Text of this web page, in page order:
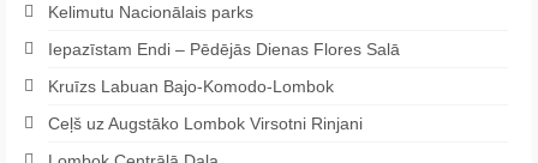
Kelimutu Nacionālais parks
Iepazīstam Endi – Pēdējās Dienas Flores Salā
Kruīzs Labuan Bajo-Komodo-Lombok
Ceļš uz Augstāko Lombok Virsotni Rinjani